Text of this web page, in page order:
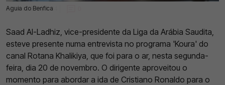
Aguia do Benfica
20 Nov 2023 | 16:34 |
Saad Al-Ladhiz, vice-presidente da Liga da Arábia Saudita,
esteve presente numa entrevista no programa 'Koura' do
canal Rotana Khalikiya, que foi para o ar, nesta segunda-
feira, dia 20 de novembro. O dirigente aproveitou o
momento para abordar a ida de Cristiano Ronaldo para o